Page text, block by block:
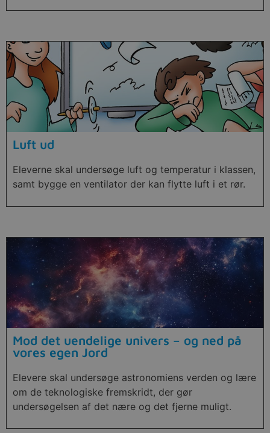
Luft ud
Eleverne skal undersøge luft og temperatur i klassen,
samt bygge en ventilator der kan flytte luft i et rør.
Mod det uendelige univers – og ned på
vores egen Jord
Elevere skal undersøge astronomiens verden og lære
om de teknologiske fremskridt, der gør
undersøgelsen af det nære og det fjerne muligt.